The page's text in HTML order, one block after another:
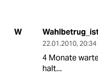
W
22.01.2010,
4 Monate
halt...